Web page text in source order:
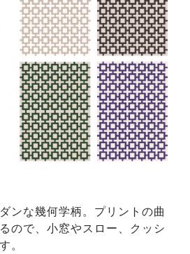
ンな幾何学柄。プリントの曲
ので、小窓やスロー、クッシ
。